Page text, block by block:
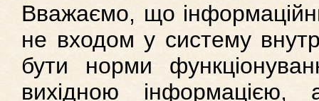
Вважаємо, що
не входом у систему
бути норми
вихідною